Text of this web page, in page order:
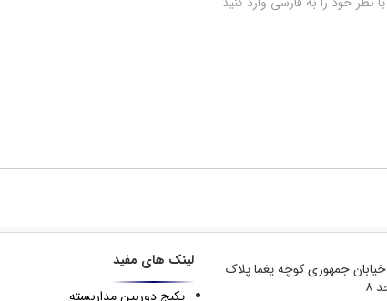
خیابان جمهوری کوچه یغما پلاک
لینک های مفید
پکیج دوربین مداربسته